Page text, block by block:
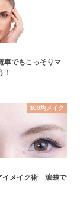
車でもこっそりマ
！
100均メイク
イメイク術 涙袋で